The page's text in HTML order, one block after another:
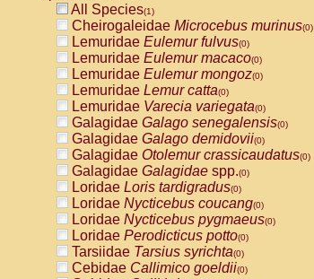
All Species(1)
Cheirogaleidae Microcebus murinus(0)
Lemuridae Eulemur fulvus(0)
Lemuridae Eulemur macaco(0)
Lemuridae Eulemur mongoz(0)
Lemuridae Lemur catta(0)
Lemuridae Varecia variegata(0)
Galagidae Galago senegalensis(0)
Galagidae Galago demidovii(0)
Galagidae Otolemur crassicaudatus(0)
Galagidae Galagidae spp.(0)
Loridae Loris tardigradus(0)
Loridae Nycticebus coucang(0)
Loridae Nycticebus pygmaeus(0)
Loridae Perodicticus potto(0)
Tarsiidae Tarsius syrichta(0)
Cebidae Callimico goeldii(0)